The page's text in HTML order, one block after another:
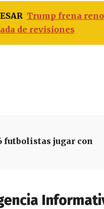
Trump frena
de revisiones
futbolistas jugar con